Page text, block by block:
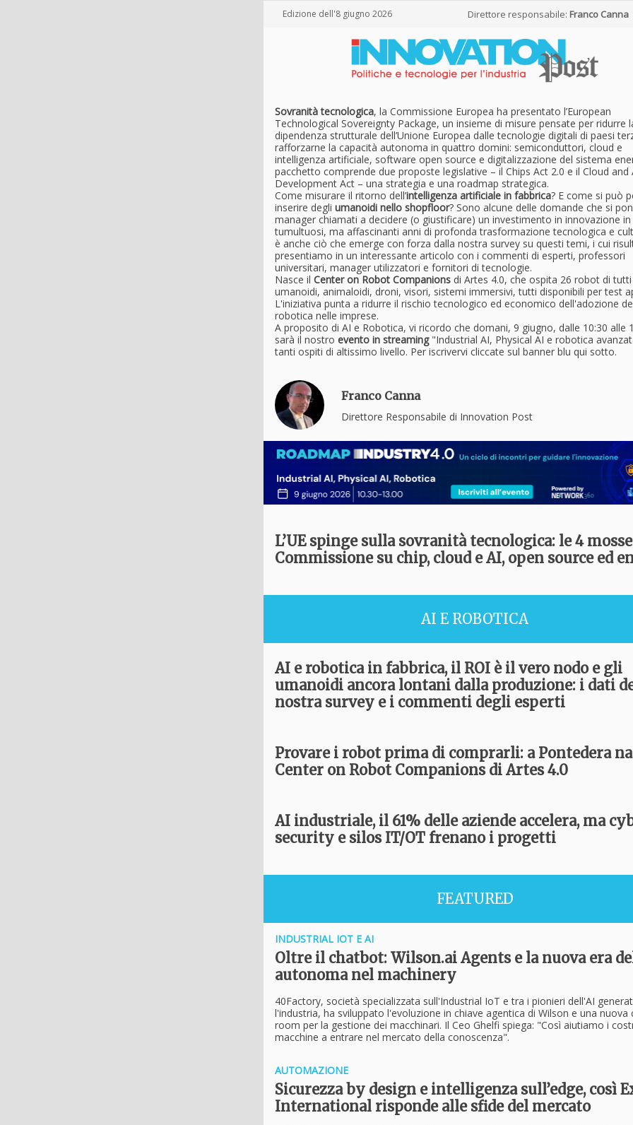
Edizione dell'8 giugno 2026 Direttore responsabile: Franco Canna
Sovranità tecnologica, la Commissione Europea ha presentato l’European
Technological Sovereignty Package, un insieme di misure pensate per ridurre
dipendenza strutturale dell’Unione Europea dalle tecnologie digitali di paesi
rafforzarne la capacità autonoma in quattro domini: semiconduttori, cloud e
intelligenza artificiale, software open source e digitalizzazione del sistema
pacchetto comprende due proposte legislative – il Chips Act 2.0 e il Cloud and
Development Act – una strategia e una roadmap strategica.
Come misurare il ritorno dell’intelligenza artificiale in fabbrica? E come si può
inserire degli umanoidi nello shopfloor? Sono alcune delle domande che si
manager chiamati a decidere (o giustificare) un investimento in innovazione
tumultuosi, ma affascinanti anni di profonda trasformazione tecnologica e
è anche ciò che emerge con forza dalla nostra survey su questi temi, i cui
presentiamo in un interessante articolo con i commenti di esperti, professori
universitari, manager utilizzatori e fornitori di tecnologie.
Nasce il Center on Robot Companions di Artes 4.0, che ospita 26 robot di
umanoidi, animaloidi, droni, visori, sistemi immersivi, tutti disponibili per test
L'iniziativa punta a ridurre il rischio tecnologico ed economico dell'adozione
robotica nelle imprese.
A proposito di AI e Robotica, vi ricordo che domani, 9 giugno, dalle 10:30 alle
sarà il nostro evento in streaming"Industrial AI, Physical AI e robotica
tanti ospiti di altissimo livello. Per iscrivervi cliccate sul banner blu qui sotto.
Franco Canna
Direttore Responsabile di Innovation Post
L’UE spinge sulla sovranità tecnologica: le 4
Commissione su chip, cloud e AI, open source ed
AI E ROBOTICA
AI e robotica in fabbrica, il ROI è il vero nodo e gli
umanoidi ancora lontani dalla produzione: i dati
nostra survey e i commenti degli esperti
Provare i robot prima di comprarli: a Pontedera
Center on Robot Companions di Artes 4.0
AI industriale, il 61% delle aziende accelera, ma
security e silos IT/OT frenano i progetti
FEATURED
INDUSTRIAL IOT E AI
Oltre il chatbot: Wilson.ai Agents e la nuova era
autonoma nel machinery
40Factory, società specializzata sull'Industrial IoT e tra i pionieri dell'AI
l'industria, ha sviluppato l'evoluzione in chiave agentica di Wilson e una nuova
room per la gestione dei macchinari. Il Ceo Ghelfi spiega: "Così aiutiamo i
macchine a entrare nel mercato della conoscenza".
AUTOMAZIONE
Sicurezza by design e intelligenza sull’edge, così
International risponde alle sfide del mercato